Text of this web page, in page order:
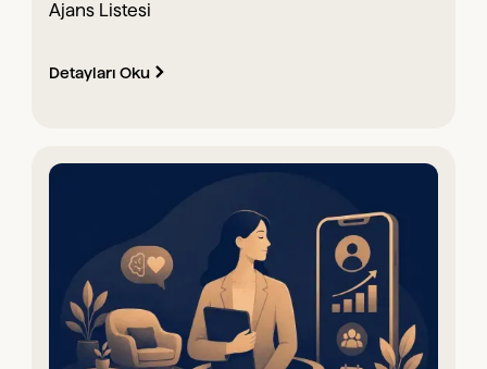
Ajans Listesi
Detayları Oku